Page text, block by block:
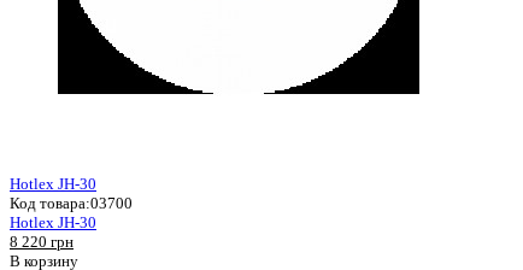
Hotlex JH-30
Код товара:03700
Hotlex JH-30
8 220 грн
В корзину